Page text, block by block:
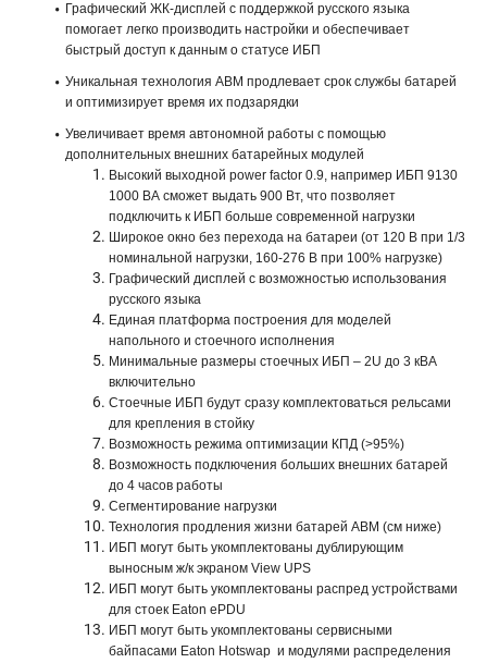
Графический ЖК-дисплей с поддержкой русского языка
помогает легко производить настройки и обеспечивает
быстрый доступ к данным о статусе ИБП
Уникальная технология ABM продлевает срок службы батарей
и оптимизирует время их подзарядки
Увеличивает время автономной работы с помощью
дополнительных внешних батарейных модулей
Высокий выходной power factor 0.9, например ИБП 9130
1000 ВА сможет выдать 900 Вт, что позволяет
подключить к ИБП больше современной нагрузки
Широкое окно без перехода на батареи (от 120 В при 1/3
номинальной нагрузки, 160-276 В при 100% нагрузке)
Графический дисплей с возможностью использования
русского языка
Единая платформа построения для моделей
напольного и стоечного исполнения
Минимальные размеры стоечных ИБП – 2U до 3 кВА
включительно
Стоечные ИБП будут сразу комплектоваться рельсами
для крепления в стойку
Возможность режима оптимизации КПД (>95%)
Возможность подключения больших внешних батарей
до 4 часов работы
Сегментирование нагрузки
Технология продления жизни батарей ABM (см ниже)
ИБП могут быть укомплектованы дублирующим
выносным ж/к экраном View UPS
ИБП могут быть укомплектованы распред устройствами
для стоек Eaton ePDU
ИБП могут быть укомплектованы сервисными
байпасами Eaton Hotswap и модулями распределения